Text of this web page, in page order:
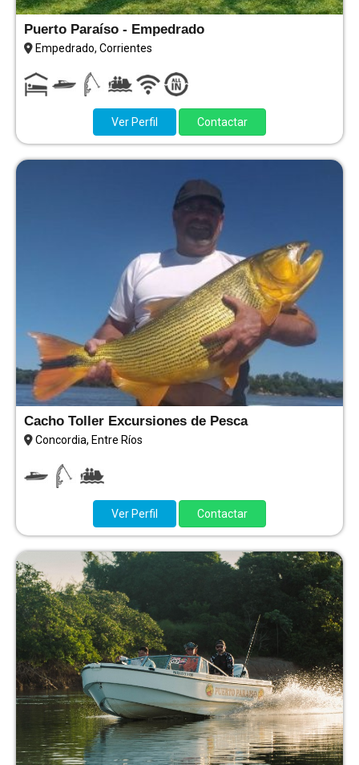
Puerto Paraíso - Empedrado
Empedrado, Corrientes
Ver Perfil Contactar
Cacho Toller Excursiones de Pesca
Concordia, Entre Ríos
Ver Perfil Contactar